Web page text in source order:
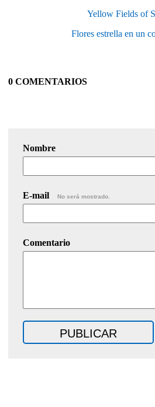
Yellow Fields of
Flores estrella en un
0 COMENTARIOS
Nombre
E-mail No será mostrado.
Comentario